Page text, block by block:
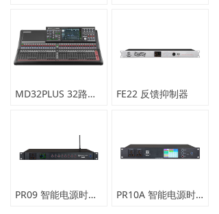
MD32PLUS 32路数字调音台 FE22 反馈抑制器
PR09 智能电源时序器 PR10A 智能电源时序器